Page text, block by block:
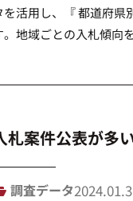
を活用し、『 都道府県
。地域ごとの入札傾向
札案件公表が多
調査データ